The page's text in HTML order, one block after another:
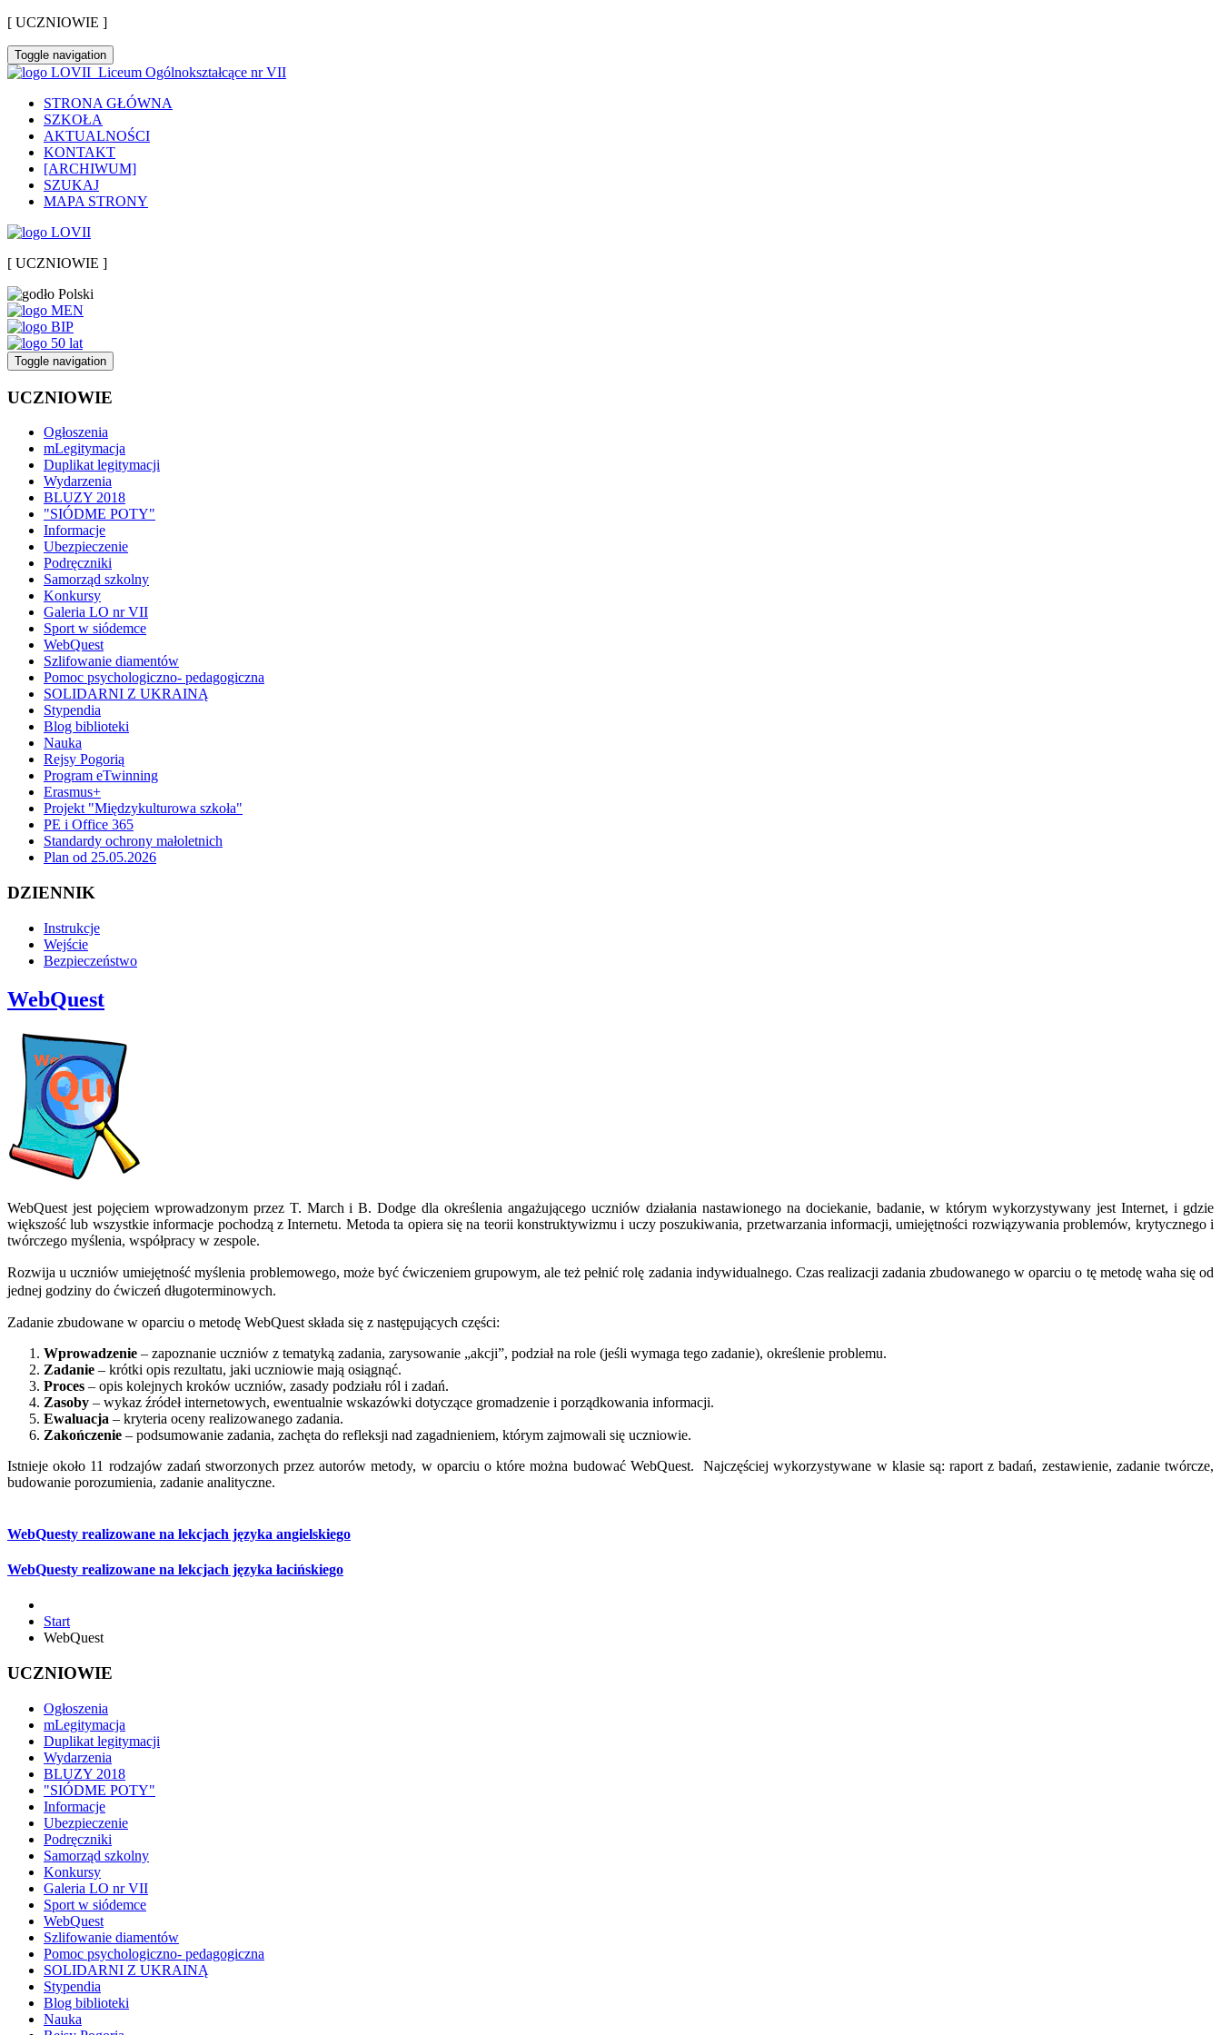
[ UCZNIOWIE ]
Toggle navigation
Liceum Ogólnokształcące nr VII
STRONA GŁÓWNA
SZKOŁA
AKTUALNOŚCI
KONTAKT
[ARCHIWUM]
SZUKAJ
MAPA STRONY
[ UCZNIOWIE ]
Toggle navigation
UCZNIOWIE
Ogłoszenia
mLegitymacja
Duplikat legitymacji
Wydarzenia
BLUZY 2018
"SIÓDME POTY"
Informacje
Ubezpieczenie
Podręczniki
Samorząd szkolny
Konkursy
Galeria LO nr VII
Sport w siódemce
WebQuest
Szlifowanie diamentów
Pomoc psychologiczno- pedagogiczna
SOLIDARNI Z UKRAINĄ
Stypendia
Blog biblioteki
Nauka
Rejsy Pogorią
Program eTwinning
Erasmus+
Projekt "Międzykulturowa szkoła"
PE i Office 365
Standardy ochrony małoletnich
Plan od 25.05.2026
DZIENNIK
Instrukcje
Wejście
Bezpieczeństwo
WebQuest
WebQuest jest pojęciem wprowadzonym przez T. March i B. Dodge dla określenia angażującego uczniów działania nastawionego na dociekanie, badanie, w którym wykorzystywany jest Internet, i gdzie
większość lub wszystkie informacje pochodzą z Internetu. Metoda ta opiera się na teorii konstruktywizmu i uczy poszukiwania, przetwarzania informacji, umiejętności rozwiązywania problemów, krytycznego i
twórczego myślenia, współpracy w zespole.
Rozwija u uczniów umiejętność myślenia problemowego, może być ćwiczeniem grupowym, ale też pełnić rolę zadania indywidualnego. Czas realizacji zadania zbudowanego w oparciu o tę metodę waha się od
jednej godziny do ćwiczeń długoterminowych.
Zadanie zbudowane w oparciu o metodę WebQuest składa się z następujących części:
Wprowadzenie – zapoznanie uczniów z tematyką zadania, zarysowanie „akcji”, podział na role (jeśli wymaga tego zadanie), określenie problemu.
Zadanie – krótki opis rezultatu, jaki uczniowie mają osiągnąć.
Proces – opis kolejnych kroków uczniów, zasady podziału ról i zadań.
Zasoby – wykaz źródeł internetowych, ewentualnie wskazówki dotyczące gromadzenie i porządkowania informacji.
Ewaluacja – kryteria oceny realizowanego zadania.
Zakończenie – podsumowanie zadania, zachęta do refleksji nad zagadnieniem, którym zajmowali się uczniowie.
Istnieje około 11 rodzajów zadań stworzonych przez autorów metody, w oparciu o które można budować WebQuest. Najczęściej wykorzystywane w klasie są: raport z badań, zestawienie, zadanie twórcze,
budowanie porozumienia, zadanie analityczne.
WebQuesty realizowane na lekcjach języka angielskiego
WebQuesty realizowane na lekcjach języka łacińskiego
Start
WebQuest
UCZNIOWIE
Ogłoszenia
mLegitymacja
Duplikat legitymacji
Wydarzenia
BLUZY 2018
"SIÓDME POTY"
Informacje
Ubezpieczenie
Podręczniki
Samorząd szkolny
Konkursy
Galeria LO nr VII
Sport w siódemce
WebQuest
Szlifowanie diamentów
Pomoc psychologiczno- pedagogiczna
SOLIDARNI Z UKRAINĄ
Stypendia
Blog biblioteki
Nauka